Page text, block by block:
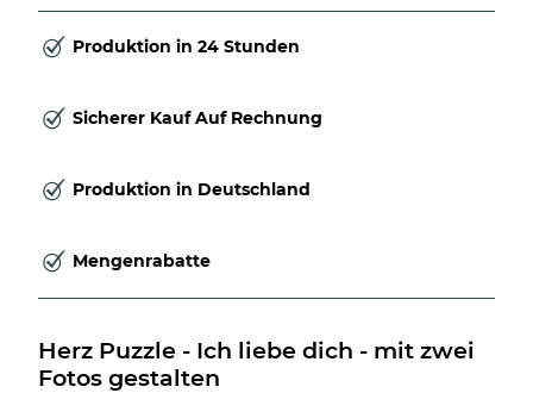
Produktion in 24 Stunden
Sicherer Kauf Auf Rechnung
Produktion in Deutschland
Mengenrabatte
Herz Puzzle - Ich liebe dich - mit zwei
Fotos gestalten